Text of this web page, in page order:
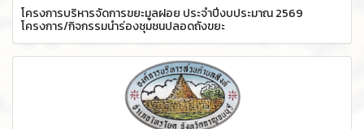
โครงการบริหารจัดการขยะมูลฝอย ประจำปีงบประมาณ 2569
โครงการ/กิจกรรมนำร่องชุมชนปลอดถังขยะ